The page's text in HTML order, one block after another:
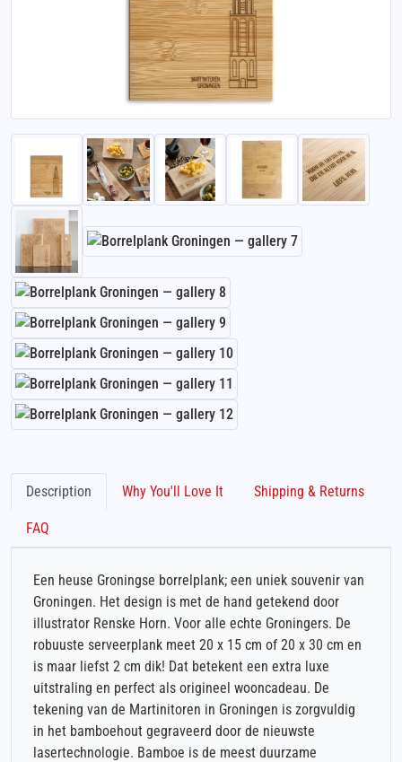
Description Why You'll Love It Shipping & Returns
FAQ
Een heuse Groningse borrelplank; een uniek souvenir van
Groningen. Het design is met de hand getekend door
illustrator Renske Horn. Voor alle echte Groningers. De
robuuste serveerplank meet 20 x 15 cm of 20 x 30 cm en
is maar liefst 2 cm dik! Dat betekent een extra luxe
uitstraling en perfect als origineel wooncadeau. De
tekening van de Martinitoren in Groningen is zorgvuldig
in het bamboehout gegraveerd door de nieuwste
lasertechnologie. Bamboe is de meest duurzame